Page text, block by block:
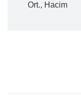
Ort., Hacim